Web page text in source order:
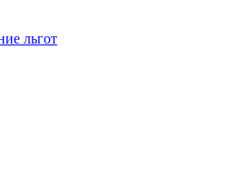
льгот